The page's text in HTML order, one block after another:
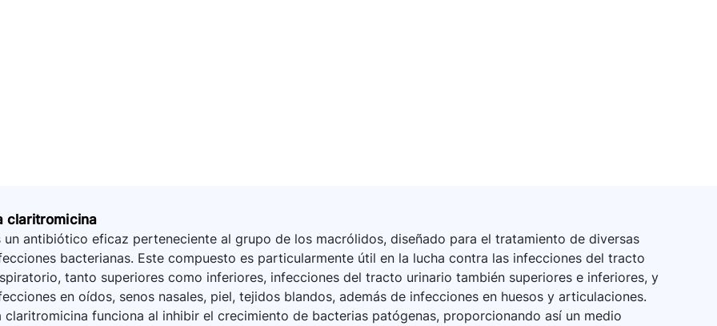
claritromicina
un antibiótico eficaz perteneciente al grupo de los macrólidos, diseñado para el tratamiento de diversas
bacterianas. Este compuesto es particularmente útil en la lucha contra las infecciones del tracto
tanto superiores como inferiores, infecciones del tracto urinario también superiores e inferiores, y
en oídos, senos nasales, piel, tejidos blandos, además de infecciones en huesos y articulaciones.
claritromicina funciona al inhibir el crecimiento de bacterias patógenas, proporcionando así un medio